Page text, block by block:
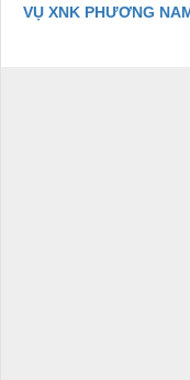
VỤ XNK PHƯƠNG